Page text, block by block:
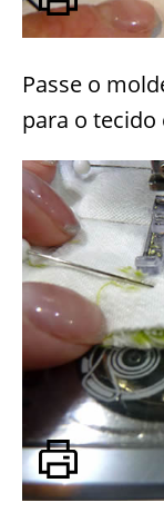
Passe o
para o tecido